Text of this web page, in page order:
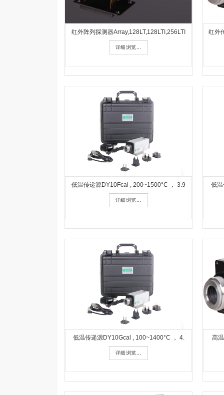
红外阵列探测器Array,128LT,128LTI,256LTI
详细浏览...
红外
低温传递源DY10Fcal , 200~1500°C ， 3.9
详细浏览...
低
低温传递源DY10Gcal , 100~1400°C ， 4.
详细浏览...
高